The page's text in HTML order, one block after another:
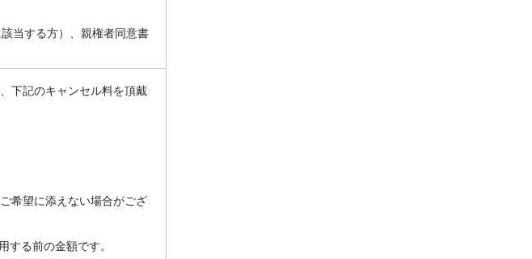
当する方）、親権者同意書
下記のキャンセル料を頂戴
希望に添えない場合がござ
る前の金額です。